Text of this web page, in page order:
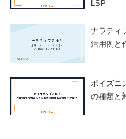
LSP
ナラティ
活用例と
ポイズニ
の種類と